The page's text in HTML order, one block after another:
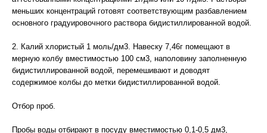
меньших концентраций готовят соответствующим разбавлением
основного градуировочного раствора бидистиллированной водой.
2. Калий хлористый 1 моль/дм3. Навеску 7,46г помещают в
мерную колбу вместимостью 100 см3, наполовину заполненную
бидистиллированной водой, перемешивают и доводят
содержимое колбы до метки бидистиллированной водой.
Отбор проб.
Пробы воды отбирают в посуду вместимостью 0,1-0,5 дм3,